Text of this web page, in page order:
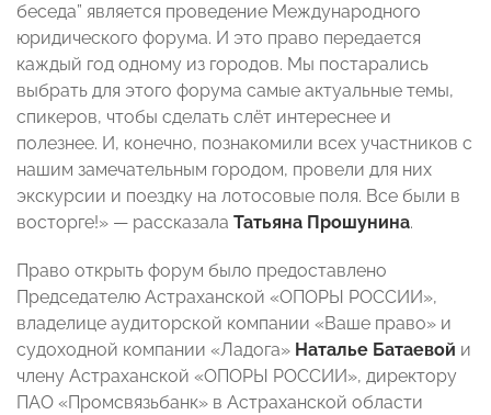
беседа” является проведение Международного
юридического форума. И это право передается
каждый год одному из городов. Мы постарались
выбрать для этого форума самые актуальные темы,
спикеров, чтобы сделать слёт интереснее и
полезнее. И, конечно, познакомили всех участников с
нашим замечательным городом, провели для них
экскурсии и поездку на лотосовые поля. Все были в
восторге!» — рассказала Татьяна Прошунина.
Право открыть форум было предоставлено
Председателю Астраханской «ОПОРЫ РОССИИ»,
владелице аудиторской компании «Ваше право» и
судоходной компании «Ладога» Наталье Батаевой и
члену Астраханской «ОПОРЫ РОССИИ», директору
ПАО «Промсвязьбанк» в Астраханской области